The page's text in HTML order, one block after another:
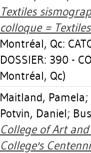
Textiles
colloque =
Montréal, Qc:
DOSSIER: 390 -
Montréal, Qc)
Maitland, Pamela;
Potvin, Daniel;
College of Art
College's